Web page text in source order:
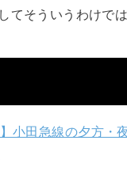
てそういうわけでは
】小田急線の夕方・